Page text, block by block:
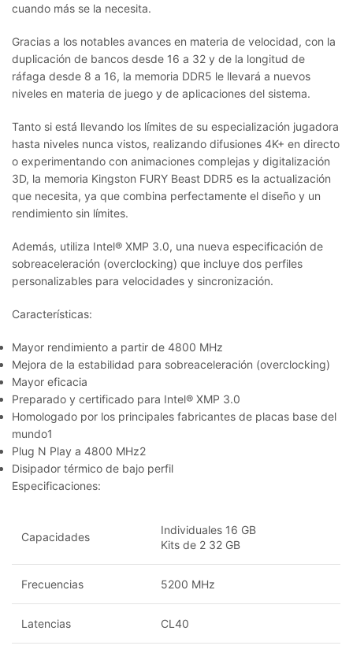
cuando más se la necesita.
Gracias a los notables avances en materia de velocidad, con la
duplicación de bancos desde 16 a 32 y de la longitud de
ráfaga desde 8 a 16, la memoria DDR5 le llevará a nuevos
niveles en materia de juego y de aplicaciones del sistema.
Tanto si está llevando los límites de su especialización jugadora
hasta niveles nunca vistos, realizando difusiones 4K+ en directo
o experimentando con animaciones complejas y digitalización
3D, la memoria Kingston FURY Beast DDR5 es la actualización
que necesita, ya que combina perfectamente el diseño y un
rendimiento sin límites.
Además, utiliza Intel® XMP 3.0, una nueva especificación de
sobreaceleración (overclocking) que incluye dos perfiles
personalizables para velocidades y sincronización.
Características:
Mayor rendimiento a partir de 4800 MHz
Mejora de la estabilidad para sobreaceleración (overclocking)
Mayor eficacia
Preparado y certificado para Intel® XMP 3.0
Homologado por los principales fabricantes de placas base del
mundo1
Plug N Play a 4800 MHz2
Disipador térmico de bajo perfil
Especificaciones:
Capacidades
Individuales 16 GB
Kits de 2 32 GB
Frecuencias 5200 MHz
Latencias CL40